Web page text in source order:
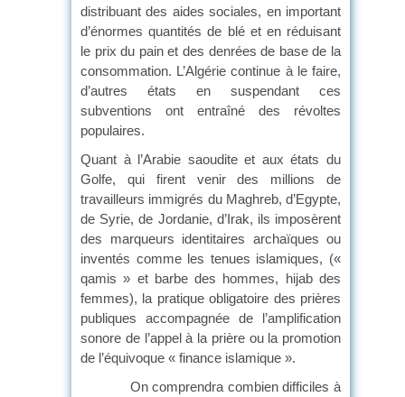
distribuant des aides sociales, en important
d’énormes quantités de blé et en réduisant
le prix du pain et des denrées de base de la
consommation. L’Algérie continue à le faire,
d’autres états en suspendant ces
subventions ont entraîné des révoltes
populaires.
Quant à l’Arabie saoudite et aux états du
Golfe, qui firent venir des millions de
travailleurs immigrés du Maghreb, d’Egypte,
de Syrie, de Jordanie, d’Irak, ils imposèrent
des marqueurs identitaires archaïques ou
inventés comme les tenues islamiques, («
qamis » et barbe des hommes, hijab des
femmes), la pratique obligatoire des prières
publiques accompagnée de l’amplification
sonore de l’appel à la prière ou la promotion
de l’équivoque « finance islamique ».
On comprendra combien difficiles à